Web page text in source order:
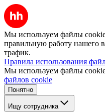
Мы используем файлы
правильную работу нашего
трафик.
Правила использования
Мы используем файлы
файлов cookie
Понятно
Ищу сотрудника